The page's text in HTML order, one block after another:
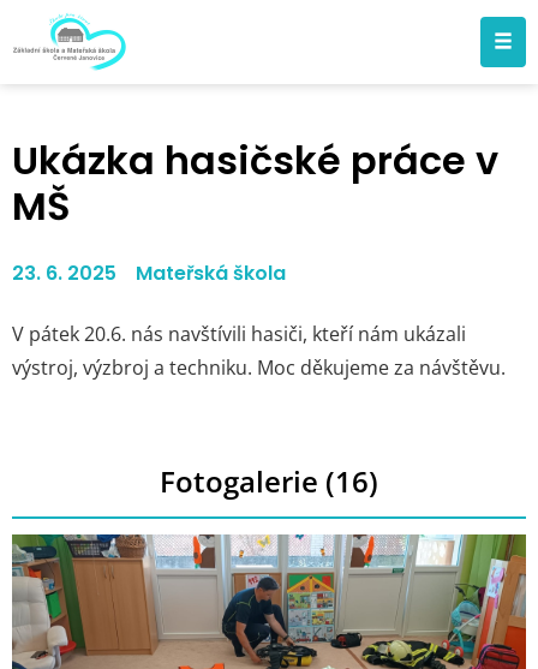
Ukázka hasičské práce v
MŠ
23. 6. 2025 Mateřská škola
V pátek 20.6. nás navštívili hasiči, kteří nám ukázali
výstroj, výzbroj a techniku. Moc děkujeme za návštěvu.
Fotogalerie (16)